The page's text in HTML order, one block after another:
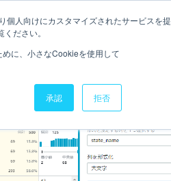
個人向けにカスタマイズされたサービスを提
ださい。
に、小さなCookieを使用して
承認 拒否
お役立ち資料 研修コース